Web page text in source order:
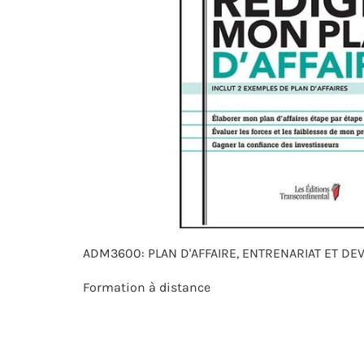
ADM3600: PLAN D'AFFAIRE, ENTRENARIAT ET
Formation à distance